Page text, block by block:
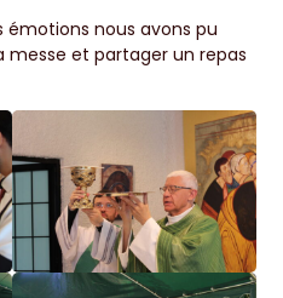
émotions nous avons pu
messe et partager un repas